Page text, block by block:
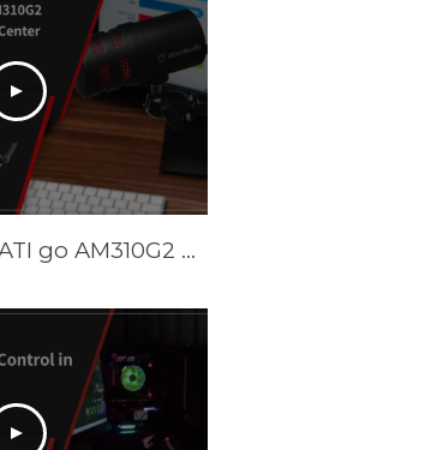
Adjusting VERSATI go AM310G2 Volume with Streaming Center and OBS Studio